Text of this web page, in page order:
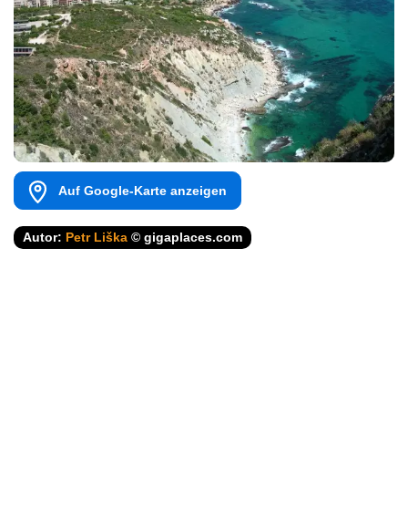
Auf Google-Karte anzeigen
Autor: Petr Liška © gigaplaces.com